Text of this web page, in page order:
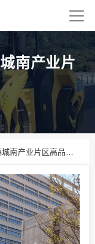
南产业片
片区高品质路面建设